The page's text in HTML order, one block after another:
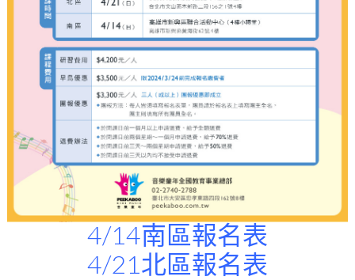
4/14南區報名表
4/21北區報名表